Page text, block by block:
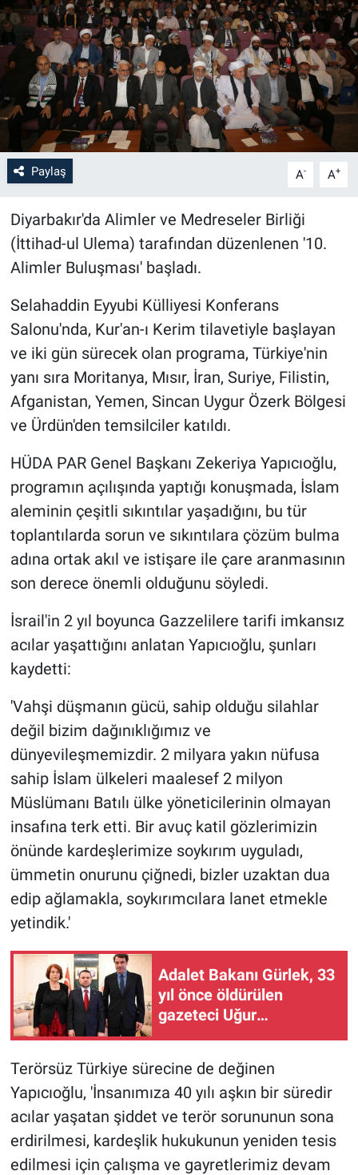
Paylaş A- A+
Diyarbakır'da Alimler ve Medreseler Birliği
(İttihad-ul Ulema) tarafından düzenlenen '10.
Alimler Buluşması' başladı.
Selahaddin Eyyubi Külliyesi Konferans
Salonu'nda, Kur'an-ı Kerim tilavetiyle başlayan
ve iki gün sürecek olan programa, Türkiye'nin
yanı sıra Moritanya, Mısır, İran, Suriye, Filistin,
Afganistan, Yemen, Sincan Uygur Özerk Bölgesi
ve Ürdün'den temsilciler katıldı.
HÜDA PAR Genel Başkanı Zekeriya Yapıcıoğlu,
programın açılışında yaptığı konuşmada, İslam
aleminin çeşitli sıkıntılar yaşadığını, bu tür
toplantılarda sorun ve sıkıntılara çözüm bulma
adına ortak akıl ve istişare ile çare aranmasının
son derece önemli olduğunu söyledi.
İsrail'in 2 yıl boyunca Gazzelilere tarifi imkansız
acılar yaşattığını anlatan Yapıcıoğlu, şunları
kaydetti:
'Vahşi düşmanın gücü, sahip olduğu silahlar
değil bizim dağınıklığımız ve
dünyevileşmemizdir. 2 milyara yakın nüfusa
sahip İslam ülkeleri maalesef 2 milyon
Müslümanı Batılı ülke yöneticilerinin olmayan
insafına terk etti. Bir avuç katil gözlerimizin
önünde kardeşlerimize soykırım uyguladı,
ümmetin onurunu çiğnedi, bizler uzaktan dua
edip ağlamakla, soykırımcılara lanet etmekle
yetindik.'
Adalet Bakanı Gürlek, 33
yıl önce öldürülen
gazeteci Uğur
Terörsüz Türkiye sürecine de değinen
Yapıcıoğlu, 'İnsanımıza 40 yılı aşkın bir süredir
acılar yaşatan şiddet ve terör sorununun sona
erdirilmesi, kardeşlik hukukunun yeniden tesis
edilmesi için çalışma ve gayretlerimiz devam